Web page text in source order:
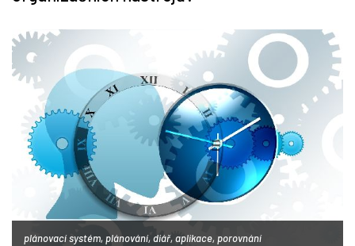
plánovací systém, plánování, diář, aplikace, porovnání